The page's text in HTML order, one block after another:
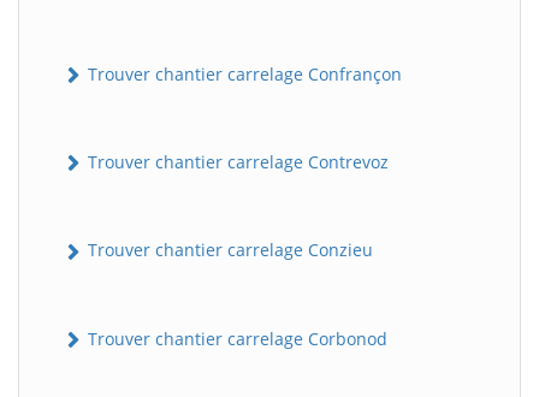
Trouver chantier carrelage Confrançon
Trouver chantier carrelage Contrevoz
Trouver chantier carrelage Conzieu
Trouver chantier carrelage Corbonod
B Assistant en ligne